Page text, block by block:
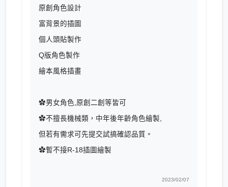
原創角色設計
富背景的插圖
個人頭貼製作
Q版角色製作
繪本風格插畫
✿男女角色,原創二創等皆可
✿不擅長機械類，中年後年齡角色繪製,
但若有需求可先提交試搞確認品質。
✿暫不接R-18插圖繪製
2023/02/07